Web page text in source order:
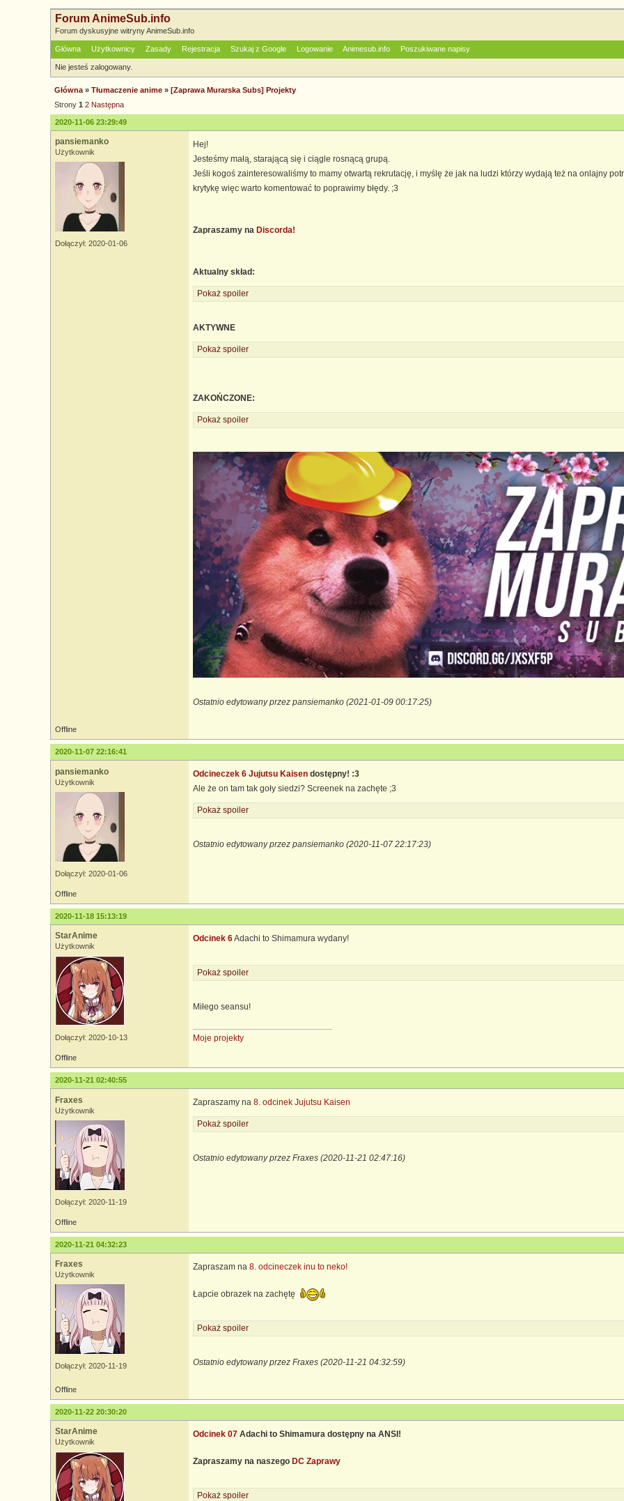
Forum AnimeSub.info
Forum dyskusyjne witryny AnimeSub.info
Główna Użytkownicy Zasady Rejestracja Szukaj z Google Logowanie Animesub.info Poszukiwane napisy
Nie jesteś zalogowany.
Główna » Tłumaczenie anime » [Zaprawa Murarska Subs] Projekty
Strony 1 2 Następna
2020-11-06 23:29:49
pansiemanko
Użytkownik
Dołączył: 2020-01-06
Hej!
Jesteśmy małą, starającą się i ciągle rosnącą grupą.
Jeśli kogoś zainteresowaliśmy to mamy otwartą rekrutację, i myślę że jak na ludzi którzy wydają też na onlajny
krytykę więc warto komentować to poprawimy błędy. ;3
Zapraszamy na Discorda!
Aktualny skład:
Pokaż spoiler
AKTYWNE
Pokaż spoiler
ZAKOŃCZONE:
Pokaż spoiler
Ostatnio edytowany przez pansiemanko (2021-01-09 00:17:25)
Offline
2020-11-07 22:16:41
pansiemanko
Użytkownik
Dołączył: 2020-01-06
Odcineczek 6 Jujutsu Kaisen dostępny! :3
Ale że on tam tak goły siedzi? Screenek na zachęte ;3
Pokaż spoiler
Ostatnio edytowany przez pansiemanko (2020-11-07 22:17:23)
Offline
2020-11-18 15:13:19
StarAnime
Użytkownik
Dołączył: 2020-10-13
Odcinek 6Adachi to Shimamura wydany!
Pokaż spoiler
Miłego seansu!
Moje projekty
Offline
2020-11-21 02:40:55
Fraxes
Użytkownik
Dołączył: 2020-11-19
Zapraszamy na 8. odcinek Jujutsu Kaisen
Pokaż spoiler
Ostatnio edytowany przez Fraxes (2020-11-21 02:47:16)
Offline
2020-11-21 04:32:23
Fraxes
Użytkownik
Dołączył: 2020-11-19
Zapraszam na 8. odcineczek inu to neko!
Łapcie obrazek na zachętę
Pokaż spoiler
Ostatnio edytowany przez Fraxes (2020-11-21 04:32:59)
Offline
2020-11-22 20:30:20
StarAnime
Użytkownik
Odcinek 07 Adachi to Shimamura dostępny na ANSI!
Zapraszamy na naszego DC Zaprawy
Pokaż spoiler